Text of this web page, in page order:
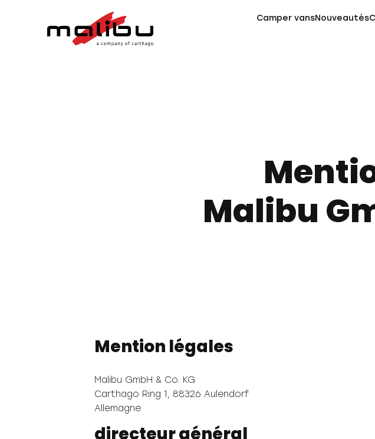
Camper vansNouveautés
Malibu
Mention légales
Malibu GmbH & Co. KG
Carthago Ring 1, 88326 Aulendorf
Allemagne
directeur général